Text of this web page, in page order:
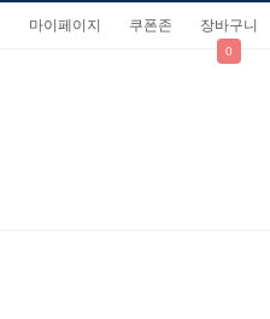
마이페이지 쿠폰존 장바구니
0